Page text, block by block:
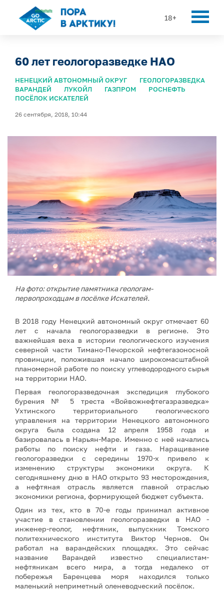
18+
60 лет геологоразведке НАО
НЕНЕЦКИЙ АВТОНОМНЫЙ ОКРУГ
ГЕОЛОГОРАЗВЕДКА
ВАРАНДЕЙ
ЛУКОЙЛ ГАЗПРОМ
РОСНЕФТЬ
ПОСЁЛОК ИСКАТЕЛЕЙ
26 сентября, 2018, 10:44
На фото: открытие памятника геологам-
первопроходцам в посёлке Искателей.
В 2018 году Ненецкий автономный округ отмечает 60
лет с начала геологоразведки в регионе. Это
важнейшая веха в истории геологического изучения
северной части Тимано-Печорской нефтегазоносной
провинции, положившая начало широкомасштабной
планомерной работе по поиску углеводородного сырья
на территории НАО.
Первая геологоразведочная экспедиция глубокого
бурения № 5 треста «Войвожнефтегазразведка»
Ухтинского территориального геологического
управления на территории Ненецкого автономного
округа была создана 12 апреля 1958 года и
базировалась в Нарьян-Маре. Именно с неё начались
работы по поиску нефти и газа. Наращивание
геологоразведки с середины 1970-х привело к
изменению структуры экономики округа. К
сегодняшнему дню в НАО открыто 93 месторождения,
а нефтяная отрасль является главной отраслью
экономики региона, формирующей бюджет субъекта.
Один из тех, кто в 70-е годы принимал активное
участие в становлении геологоразведки в НАО -
инженер-геолог, нефтяник, выпускник Томского
политехнического института Виктор Чернов. Он
работал на варандейских площадях. Это сейчас
название Варандей известно специалистам-
нефтяникам всего мира, а тогда недалеко от
побережья Баренцева моря находился только
маленький неприметный оленеводческий посёлок.